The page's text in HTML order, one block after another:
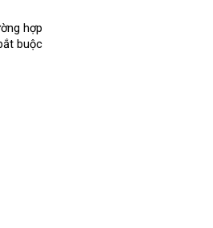
hợp
buộc